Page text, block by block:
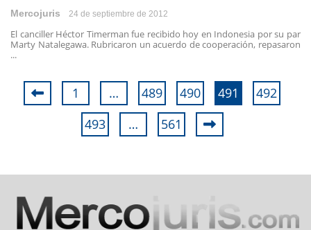
Mercojuris 24 de septiembre de 2012
El canciller Héctor Timerman fue recibido hoy en Indonesia por su par
Marty Natalegawa. Rubricaron un acuerdo de cooperación, repasaron
...
1 … 489 490 491
492
493
… 561